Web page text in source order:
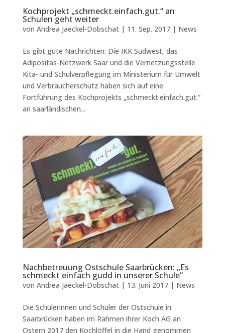
Kochprojekt „schmeckt.einfach.gut.“ an
Schulen geht weiter
von Andrea Jaeckel-Dobschat| 11. Sep. 2017| News
Es gibt gute Nachrichten: Die IKK Südwest, das
Adipositas-Netzwerk Saar und die Vernetzungsstelle
Kita- und Schulverpflegung im Ministerium für Umwelt
und Verbraucherschutz haben sich auf eine
Fortführung des Kochprojekts „schmeckt.einfach.gut.“
an saarländischen...
Nachbetreuung Ostschule Saarbrücken: „Es
schmeckt einfach gudd in unserer Schule“
von Andrea Jaeckel-Dobschat| 13. Juni 2017| News
Die Schülerinnen und Schüler der Ostschule in
Saarbrücken haben im Rahmen ihrer Koch AG an
Ostern 2017 den Kochlöffel in die Hand genommen